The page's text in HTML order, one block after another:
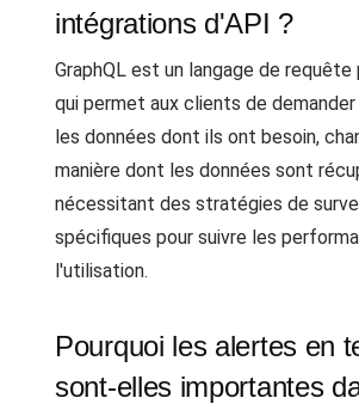
intégrations d'API ?
GraphQL est un langage de requête
qui permet aux clients de
les données dont ils ont besoin,
manière dont les données sont
nécessitant des stratégies de
spécifiques pour suivre les
l'utilisation.
Pourquoi les alertes en
sont-elles importantes